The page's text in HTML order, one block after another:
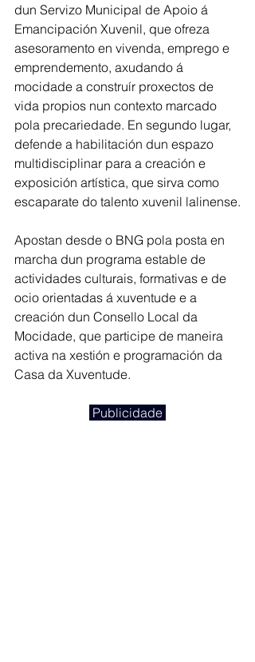
dun Servizo Municipal de Apoio á
Emancipación Xuvenil, que ofreza
asesoramento en vivenda, emprego e
emprendemento, axudando á
mocidade a construír proxectos de
vida propios nun contexto marcado
pola precariedade. En segundo lugar,
defende a habilitación dun espazo
multidisciplinar para a creación e
exposición artística, que sirva como
escaparate do talento xuvenil lalinense.
Apostan desde o BNG pola posta en
marcha dun programa estable de
actividades culturais, formativas e de
ocio orientadas á xuventude e a
creación dun Consello Local da
Mocidade, que participe de maneira
activa na xestión e programación da
Casa da Xuventude.
Publicidade